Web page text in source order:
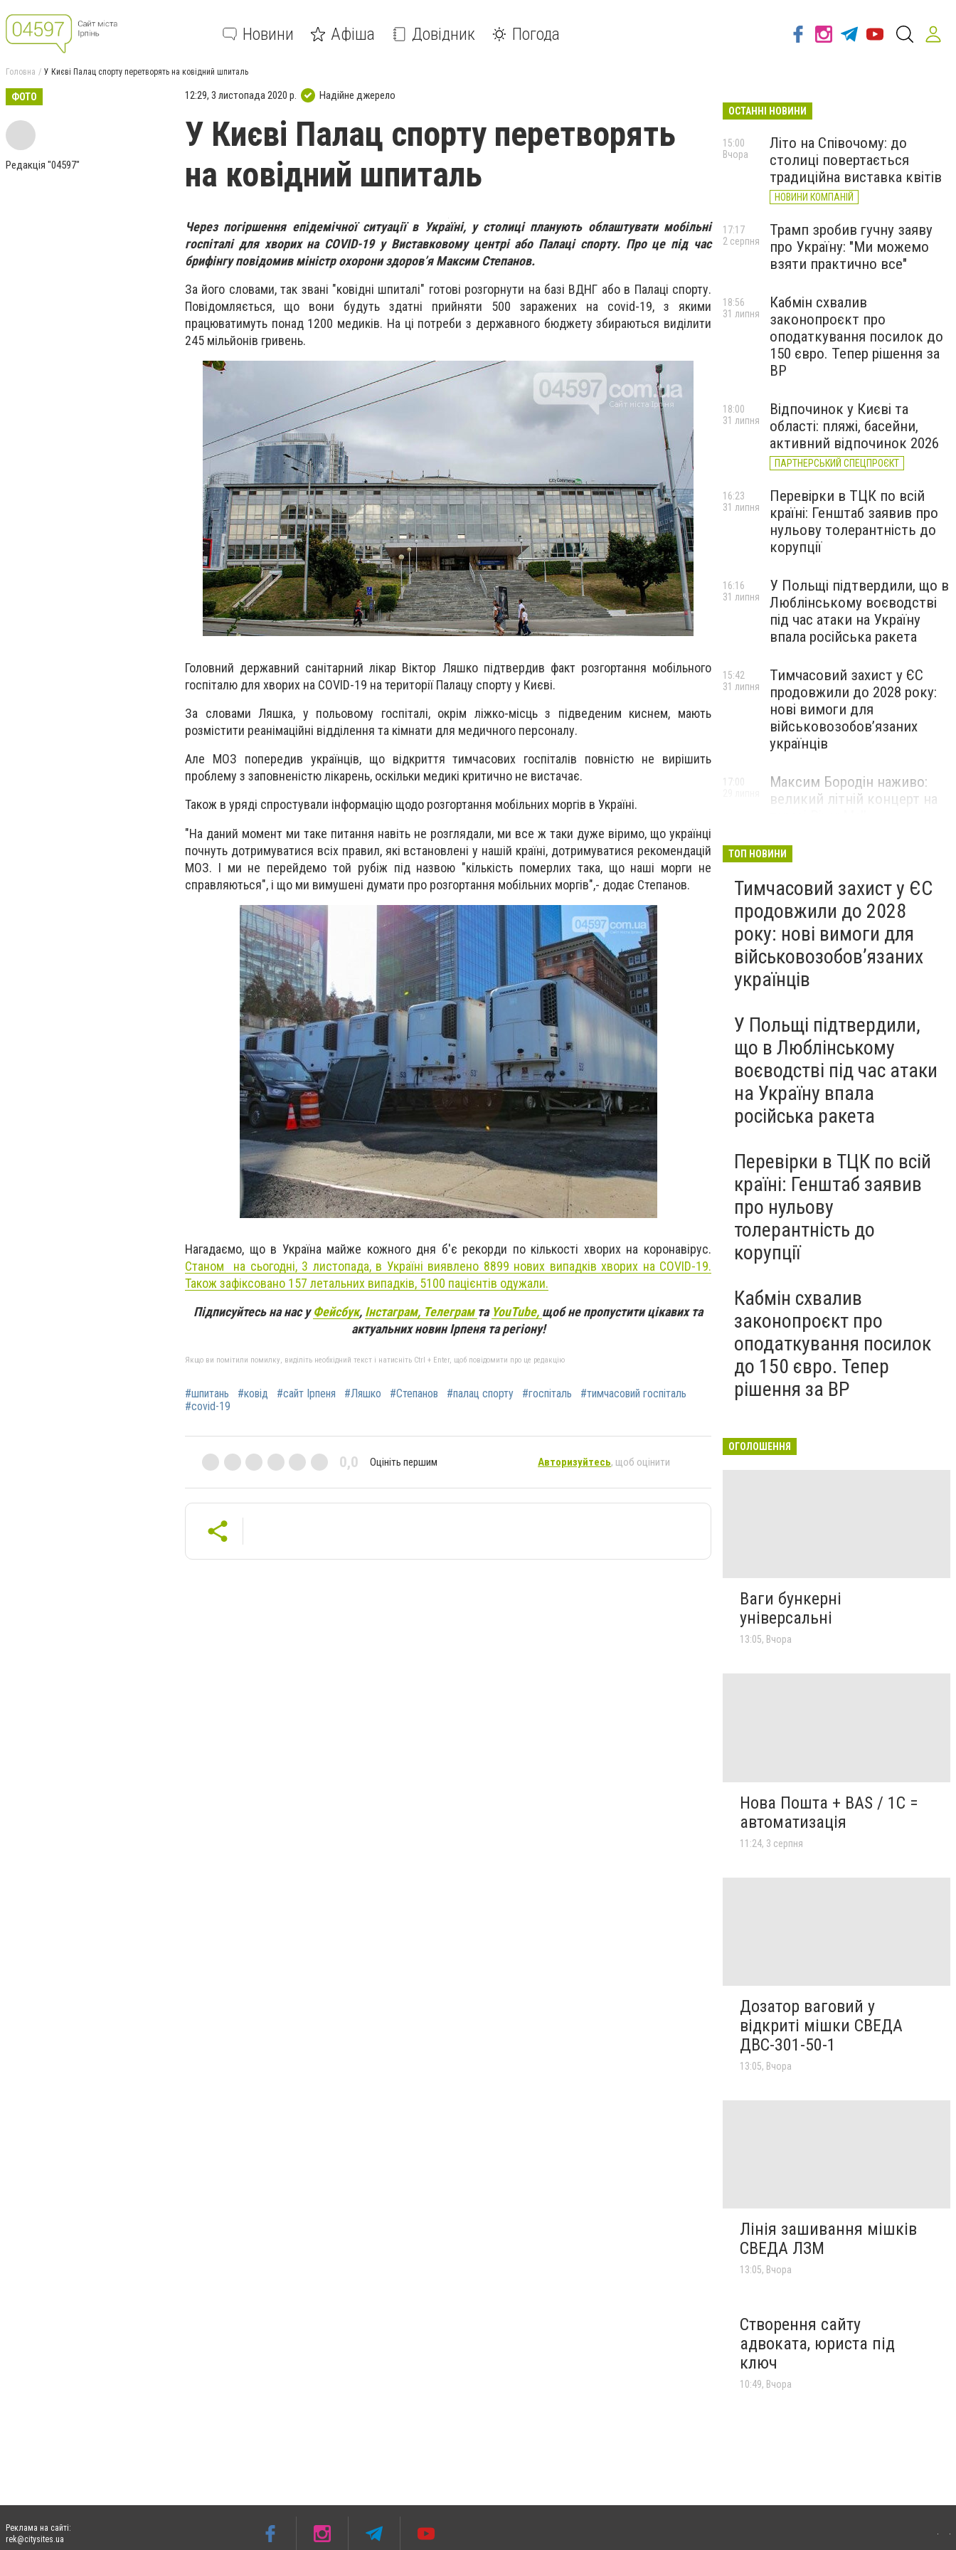
Новини Афіша Довідник Погода
Головна У Києві Палац спорту перетворять на ковідний шпиталь
ФОТО
Редакція "04597"
12:29, 3 листопада 2020 р. Надійне джерело
У Києві Палац спорту перетворять
на ковідний шпиталь
Через погіршення епідемічної ситуації в Україні, у столиці планують облаштувати мобільні
госпіталі для хворих на COVID-19 у Виставковому центрі або Палаці спорту. Про це під час
брифінгу повідомив міністр охорони здоров’я Максим Степанов.
За його словами, так звані "ковідні шпиталі" готові розгорнути на базі ВДНГ або в Палаці спорту.
Повідомляється, що вони будуть здатні прийняти 500 заражених на covid-19, з якими
працюватимуть понад 1200 медиків. На ці потреби з державного бюджету збираються виділити
245 мільйонів гривень.
Головний державний санітарний лікар Віктор Ляшко підтвердив факт розгортання мобільного
госпіталю для хворих на COVID-19 на території Палацу спорту у Києві.
За словами Ляшка, у польовому госпіталі, окрім ліжко-місць з підведеним киснем, мають
розмістити реанімаційні відділення та кімнати для медичного персоналу.
Але МОЗ попередив українців, що відкриття тимчасових госпіталів повністю не вирішить
проблему з заповненістю лікарень, оскільки медикі критично не вистачає.
Також в уряді спростували інформацію щодо розгортання мобільних моргів в Україні.
"На даний момент ми таке питання навіть не розглядали, ми все ж таки дуже віримо, що українці
почнуть дотримуватися всіх правил, які встановлені у нашій країні, дотримуватися рекомендацій
МОЗ. І ми не перейдемо той рубіж під назвою "кількість померлих така, що наші морги не
справляються", і що ми вимушені думати про розгортання мобільних моргів",- додає Степанов.
Нагадаємо, що в Україна майже кожного дня б'є рекорди по кількості хворих на коронавірус.
Станом на сьогодні, 3 листопада, в Україні виявлено 8899 нових випадків хворих на COVID-19.
Також зафіксовано 157 летальних випадків, 5100 пацієнтів одужали.
Підписуйтесь на нас уФейсбук, Інстаграм, Телеграм та YouTube, щоб не пропустити цікавих та
актуальних новин Ірпеня та регіону!
Якщо ви помітили помилку, виділіть необхідний текст і натисніть Ctrl + Enter, щоб повідомити про це редакцію
#шпитань #ковід #сайт Ірпеня #Ляшко #Степанов #палац спорту #госпіталь
#тимчасовий госпіталь
#covid-19
0,0 Оцініть першим Авторизуйтесь, щоб оцінити
ОСТАННІ НОВИНИ
Літо на Співочому: до
столиці повертається
традиційна виставка квітів
НОВИНИ КОМПАНІЙ
15:00
Вчора
Трамп зробив гучну заяву
про Україну: "Ми можемо
взяти практично все"
17:17
2 серпня
Кабмін схвалив
законопроєкт про
оподаткування посилок до
150 євро. Тепер рішення за
ВР
18:56
31 липня
Відпочинок у Києві та
області: пляжі, басейни,
активний відпочинок 2026
ПАРТНЕРСЬКИЙ СПЕЦПРОЄКТ
18:00
31 липня
Перевірки в ТЦК по всій
країні: Генштаб заявив про
нульову толерантність до
корупції
16:23
31 липня
У Польщі підтвердили, що в
Люблінському воєводстві
під час атаки на Україну
впала російська ракета
16:16
31 липня
Тимчасовий захист у ЄС
продовжили до 2028 року:
нові вимоги для
військовозобов’язаних
українців
15:42
31 липня
Максим Бородін наживо:
великий літній концерт на
17:00
ТОП НОВИНИ
Тимчасовий захист у ЄС
продовжили до 2028
року: нові вимоги для
військовозобов’язаних
українців
У Польщі підтвердили,
що в Люблінському
воєводстві під час атаки
на Україну впала
російська ракета
Перевірки в ТЦК по всій
країні: Генштаб заявив
про нульову
толерантність до
корупції
Кабмін схвалив
законопроєкт про
оподаткування посилок
до 150 євро. Тепер
рішення за ВР
ОГОЛОШЕННЯ
Ваги бункерні
універсальні
13:05, Вчора
Нова Пошта + BAS / 1C =
автоматизація
11:24, 3 серпня
Дозатор ваговий у
відкриті мішки СВЕДА
ДВС-301-50-1
13:05, Вчора
Лінія зашивання мішків
СВЕДА ЛЗМ
13:05, Вчора
Створення сайту
адвоката, юриста під
ключ
10:49, Вчора
Реклама на сайті:
rek@citysites.ua